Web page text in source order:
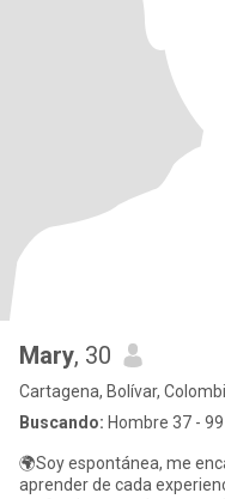
Mary, 30
Cartagena, Bolívar,
Buscando: Hombre 37 - 99
🌍Soy espontánea, me
aprender de cada